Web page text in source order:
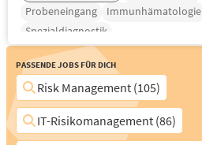
Probeneingang
Immunhämatologie
Spezialdiagnostik
Passende Jobs für Dich
Risk Management (105)
IT-Risikomanagement (86)